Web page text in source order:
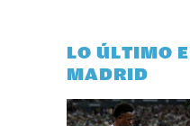
LO ÚLTIMO
MADRID